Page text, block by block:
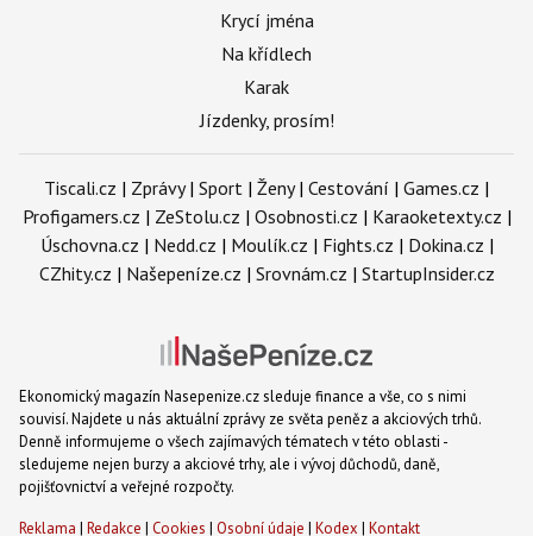
Krycí jména
Na křídlech
Karak
Jízdenky, prosím!
Tiscali.cz | Zprávy| Sport | Ženy| Cestování | Games.cz |
Profigamers.cz | ZeStolu.cz | Osobnosti.cz | Karaoketexty.cz |
Úschovna.cz | Nedd.cz | Moulík.cz | Fights.cz | Dokina.cz |
CZhity.cz | Našepeníze.cz | Srovnám.cz | StartupInsider.cz
Ekonomický magazín Nasepenize.cz sleduje finance a vše, co s nimi
souvisí. Najdete u nás aktuální zprávy ze světa peněz a akciových trhů.
Denně informujeme o všech zajímavých tématech v této oblasti -
sledujeme nejen burzy a akciové trhy, ale i vývoj důchodů, daně,
pojišťovnictví a veřejné rozpočty.
Reklama | Redakce | Cookies | Osobní údaje | Kodex | Kontakt